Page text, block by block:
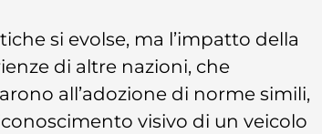
si evolse, ma l’impatto della
di altre nazioni, che
all’adozione di norme simili,
visivo di un veicolo